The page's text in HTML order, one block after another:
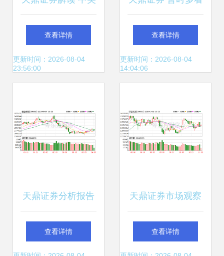
关系进入新阶段，
或将极大提振A股
查看详情
更新时间：2026-08-04
23:56:00
少动，静待市场再
次放量的机会
查看详情
更新时间：2026-08-04
14:04:06
天鼎证券分析报告
上证指数逼近3480
查看详情
天鼎证券市场观察
等待3200点一线支
查看详情